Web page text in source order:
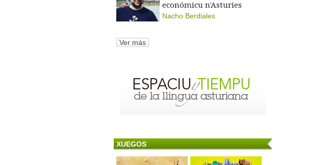
económicu n'Asturies
Nacho Berdiales
Ver más
XUEGOS